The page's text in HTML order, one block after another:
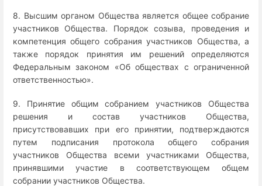
8. Высшим органом Общества является общее собрание
участников Общества. Порядок созыва, проведения и
компетенция общего собрания участников Общества, а
также порядок принятия им решений определяются
Федеральным законом «Об обществах с ограниченной
ответственностью».
9. Принятие общим собранием участников Общества
решения и состав участников Общества,
присутствовавших при его принятии, подтверждаются
путем подписания протокола общего собрания
участников Общества всеми участниками Общества,
принявшими участие в соответствующем общем
собрании участников Общества.